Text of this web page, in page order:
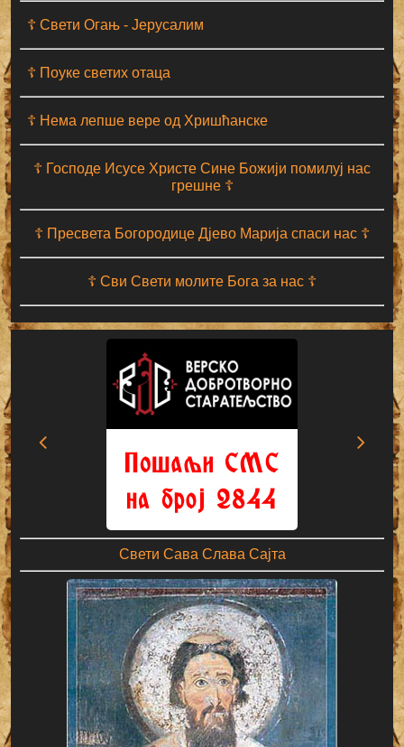
☦ Свети Огањ - Јерусалим
☦ Поуке светих отаца
☦ Нема лепше вере од Хришћанске
☦ Господе Исусе Христе Сине Божији помилуј нас
грешне ☦
☦ Пресвета Богородице Дјево Марија спаси нас ☦
☦ Сви Свети молите Бога за нас ☦
Свети Сава Слава Сајта